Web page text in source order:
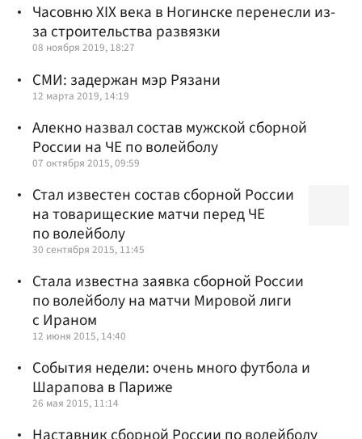
Часовню XIX века в Ногинске перенесли из-
за строительства развязки
08 ноября 2019, 18:27
СМИ: задержан мэр Рязани
12 марта 2019, 14:19
Алекно назвал состав мужской сборной
России на ЧЕ по волейболу
07 октября 2015, 09:59
Стал известен состав сборной России
на товарищеские матчи перед ЧЕ
по волейболу
30 сентября 2015, 11:45
Стала известна заявка сборной России
по волейболу на матчи Мировой лиги
с Ираном
12 июня 2015, 14:40
События недели: очень много футбола и
Шарапова в Париже
26 мая 2015, 11:14